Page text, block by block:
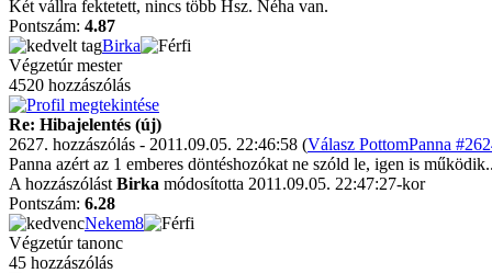
Két vállra fektetett, nincs több Hsz. Néha van.
Pontszám: 4.87
Birka
Végzetúr mester
4520 hozzászólás
Re: Hibajelentés (új)
2627. hozzászólás - 2011.09.05. 22:46:58 (Válasz PottomPanna
Panna azért az 1 emberes döntéshozókat ne szóld le, igen is
A hozzászólást Birka módosította 2011.09.05. 22:47:27-kor
Pontszám: 6.28
Nekem8
Végzetúr tanonc
45 hozzászólás